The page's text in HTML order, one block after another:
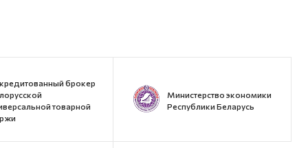
брокер
товарной
Министерство экономики
Республики Беларусь